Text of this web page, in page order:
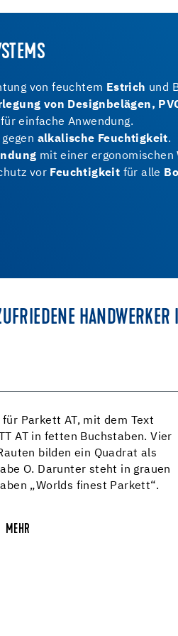
von feuchtem Estrich und
von Designbelägen,
für einfache Anwendung.
alkalische Feuchtigkeit.
mit einer ergonomischen
vor Feuchtigkeit für alle
HANDWERKER
MEHR